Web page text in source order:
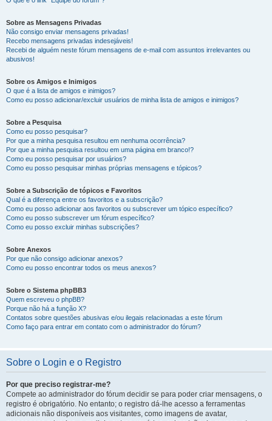
Sobre as Mensagens Privadas
Não consigo enviar mensagens privadas!
Recebo mensagens privadas indesejáveis!
Recebi de alguém neste fórum mensagens de e-mail com assuntos irrelevantes ou
abusivos!
Sobre os Amigos e Inimigos
O que é a lista de amigos e inimigos?
Como eu posso adicionar/excluir usuários de minha lista de amigos e inimigos?
Sobre a Pesquisa
Como eu posso pesquisar?
Por que a minha pesquisa resultou em nenhuma ocorrência?
Por que a minha pesquisa resultou em uma página em branco!?
Como eu posso pesquisar por usuários?
Como eu posso pesquisar minhas próprias mensagens e tópicos?
Sobre a Subscrição de tópicos e Favoritos
Qual é a diferença entre os favoritos e a subscrição?
Como eu posso adicionar aos favoritos ou subscrever um tópico específico?
Como eu posso subscrever um fórum específico?
Como eu posso excluir minhas subscrições?
Sobre Anexos
Por que não consigo adicionar anexos?
Como eu posso encontrar todos os meus anexos?
Sobre o Sistema phpBB3
Quem escreveu o phpBB?
Porque não há a função X?
Contatos sobre questões abusivas e/ou ilegais relacionadas a este fórum
Como faço para entrar em contato com o administrador do fórum?
Sobre o Login e o Registro
Por que preciso registrar-me?
Compete ao administrador do fórum decidir se para poder criar mensagens, o
registro é obrigatório. No entanto; o registro dá-lhe acesso a ferramentas
adicionais não disponíveis aos visitantes, como imagens de avatar,